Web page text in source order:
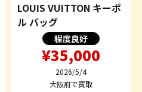
LOUIS VUITTON キーポ
ル バッグ
程度良好
¥35,000
2026/5/4
大阪府で買取